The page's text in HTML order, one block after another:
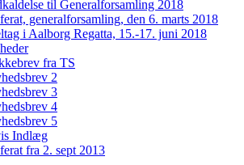
til Generalforsamling 2018
generalforsamling, den 6. marts 2018
i Aalborg Regatta, 15.-17. juni 2018
fra TS
2
3
4
5
Indlæg
fra 2. sept 2013